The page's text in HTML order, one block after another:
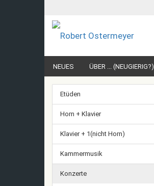
NEUES ÜBER ... (NEUGIERIG?)
Etüden
Horn + Klavier
Klavier + 1(nicht Horn)
Kammermusik
Konzerte